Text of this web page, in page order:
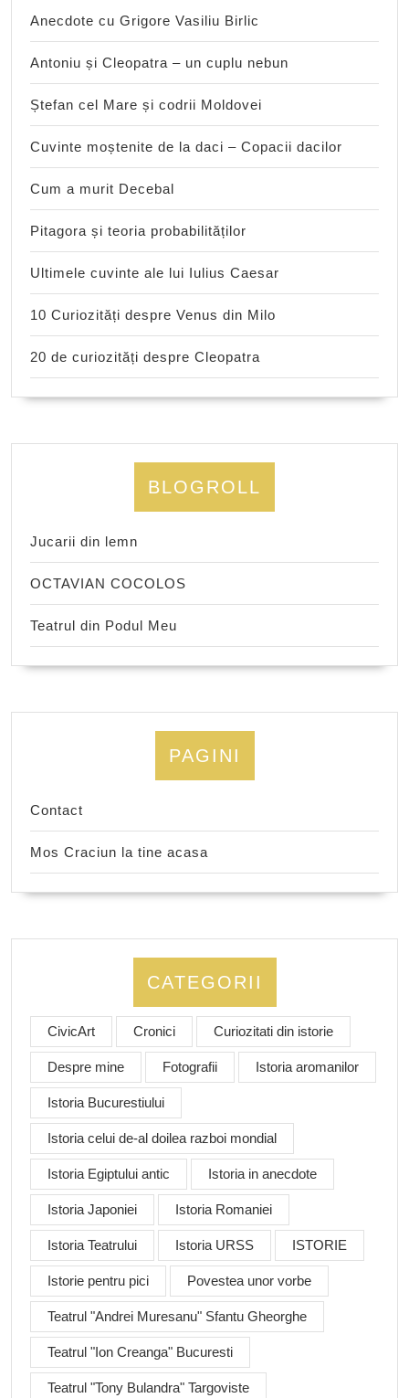
Anecdote cu Grigore Vasiliu Birlic
Antoniu și Cleopatra – un cuplu nebun
Ștefan cel Mare și codrii Moldovei
Cuvinte moștenite de la daci – Copacii dacilor
Cum a murit Decebal
Pitagora și teoria probabilităților
Ultimele cuvinte ale lui Iulius Caesar
10 Curiozități despre Venus din Milo
20 de curiozități despre Cleopatra
BLOGROLL
Jucarii din lemn
OCTAVIAN COCOLOS
Teatrul din Podul Meu
PAGINI
Contact
Mos Craciun la tine acasa
CATEGORII
CivicArt Cronici Curiozitati din istorie
Despre mine Fotografii Istoria aromanilor
Istoria Bucurestiului
Istoria celui de-al doilea razboi mondial
Istoria Egiptului antic Istoria in anecdote
Istoria Japoniei Istoria Romaniei
Istoria Teatrului Istoria URSS ISTORIE
Istorie pentru pici Povestea unor vorbe
Teatrul "Andrei Muresanu" Sfantu Gheorghe
Teatrul "Ion Creanga" Bucuresti
Teatrul "Tony Bulandra" Targoviste